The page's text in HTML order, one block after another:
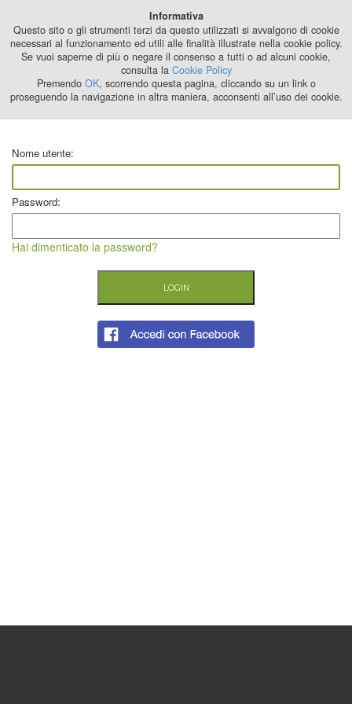
2024
Nome utente:
Password:
Hai dimenticato la password?
Informativa
Questo sito o gli strumenti terzi da questo utilizzati si avvalgono di cookie
necessari al funzionamento ed utili alle finalità illustrate nella cookie policy.
Se vuoi saperne di più o negare il consenso a tutti o ad alcuni cookie,
consulta la Cookie Policy
Premendo OK, scorrendo questa pagina, cliccando su un link o
proseguendo la navigazione in altra maniera, acconsenti all’uso dei cookie.